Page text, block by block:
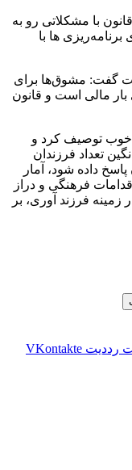
با مشکلاتی رو به
ها با
گفت: مشوق‌ها برای
بار مالی است و قانون
خوب توصیف کرد و
تعداد فرزندان
داده شود، آمار
فرهنگی و دراز
زمینه فرزند آوری، بر
‫رددیت ‫VKontakte